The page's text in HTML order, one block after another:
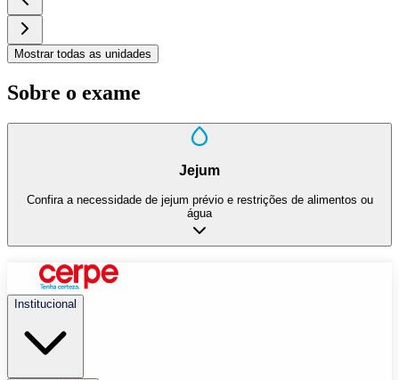
Mostrar todas as unidades
Sobre o exame
Jejum
Confira a necessidade de jejum prévio e restrições de alimentos ou
água
Institucional